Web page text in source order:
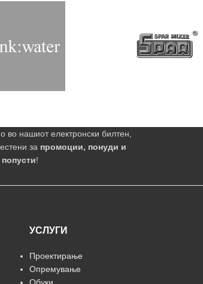
во нашиот електронски билтен,
за промоции, понуди и
попусти!
УСЛУГИ
Проектирање
Опремување
Обуки